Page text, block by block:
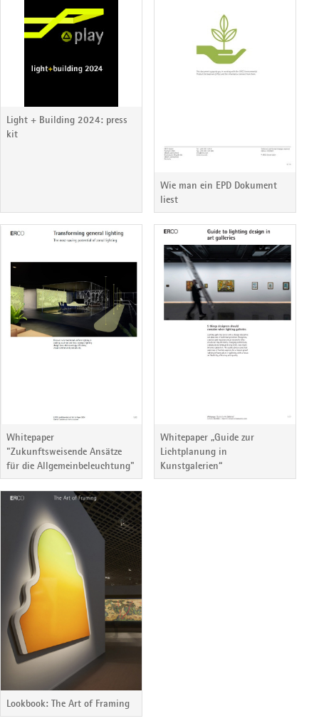
Light + Building 2024: press
kit
Wie man ein EPD Dokument
liest
Whitepaper
"Zukunftsweisende Ansätze
für die Allgemeinbeleuchtung"
Whitepaper „Guide zur
Lichtplanung in
Kunstgalerien“
Lookbook: The Art of Framing